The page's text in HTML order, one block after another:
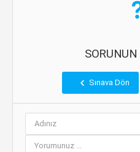
Sınava Dön